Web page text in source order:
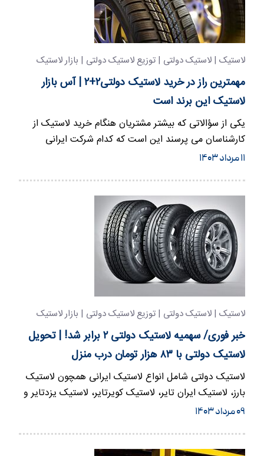
لاستیک | لاستیک دولتی | توزیع لاستیک دولتی | بازار لاستیک
مهمترین راز در خرید لاستیک دولتی۲+۲ | آس بازار
لاستیک این برند است
یکی از سؤالاتی که بیشتر مشتریان هنگام خرید لاستیک از
کارشناسان می پرسند این است که کدام شرکت ایرانی
لاستیک های با…
۱۱ مرداد ۱۴۰۳
لاستیک | لاستیک دولتی | توزیع لاستیک دولتی | بازار لاستیک
خبر فوری/ سهمیه لاستیک دولتی ۲ برابر شد! | تحویل
لاستیک دولتی با ۸۳ هزار تومان درب منزل
لاستیک دولتی شامل انواع لاستیک ایرانی همچون لاستیک
بارز، لاستیک ایران تایر، لاستیک کویرتایر، لاستیک یزدتایر و
لاستیک…
۰۹ مرداد ۱۴۰۳